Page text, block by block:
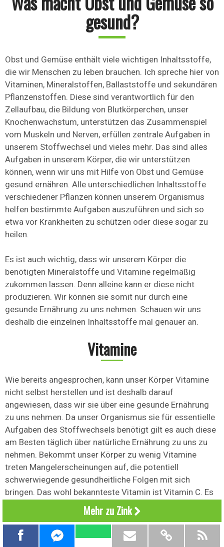
Mehr zu Zink
gesund?
Obst und Gemüse enthält viele wichtigen Inhaltsstoffe,
die wir Menschen zu leben brauchen. Ich spreche hier von
Vitaminen, Mineralstoffen, Ballaststoffe und sekundären
Pflanzenstoffen. Diese sind verantwortlich für den
Zellaufbau, die Bildung von Blutkörperchen, unser
Knochenwachstum, unterstützen das Zusammenspiel
vom Muskeln und Nerven, erfüllen zentrale Aufgaben in
unserem Stoffwechsel und vieles mehr. Das sind alles
Aufgaben in unserem Körper, die wir unterstützen
können, wenn wir uns mit Hilfe von Obst und Gemüse
gesund ernähren. Alle unterschiedlichen Inhaltsstoffe
verschiedener Pflanzen können unserem Organismus
helfen bestimmte Aufgaben auszuführen und sich so
etwa vor Krankheiten zu schützen oder diese sogar zu
heilen.
Es ist auch wichtig, dass wir unserem Körper die
benötigten Mineralstoffe und Vitamine regelmäßig
zukommen lassen. Denn alleine kann er diese nicht
produzieren. Wir können sie somit nur durch eine
gesunde Ernährung zu uns nehmen. Schauen wir uns
deshalb die einzelnen Inhaltsstoffe mal genauer an.
Vitamine
Wie bereits angesprochen, kann unser Körper Vitamine
nicht selbst herstellen und ist deshalb darauf
angewiesen, dass wir sie über eine gesunde Ernährung
zu uns nehmen. Da unser Organismus sie für essentielle
Aufgaben des Stoffwechsels benötigt gilt es auch diese
am Besten täglich über natürliche Ernährung zu uns zu
nehmen. Bekommt unser Körper zu wenig Vitamine
treten Mangelerscheinungen auf, die potentiell
schwerwiegende gesundheitliche Folgen mit sich
bringen. Das wohl bekannteste Vitamin ist Vitamin C. Es
ist viel in Zitrusfrüchten enthalten und schützt uns im
Winter etwa vor einer Erkältung.
Bei Welt der Wunder haben wir einen schönen Bericht